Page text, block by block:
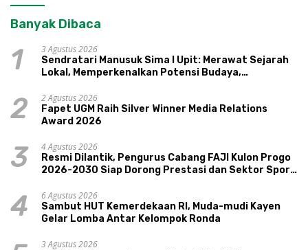
Banyak Dibaca
1
3 Agustus 2026
Sendratari Manusuk Sima I Upit: Merawat Sejarah
Lokal, Memperkenalkan Potensi Budaya,
2
2 Agustus 2026
Fapet UGM Raih Silver Winner Media Relations
Award 2026
3
4 Agustus 2026
Resmi Dilantik, Pengurus Cabang FAJI Kulon Progo
2026-2030 Siap Dorong Prestasi dan Sektor Sport
4
6 Agustus 2026
Sambut HUT Kemerdekaan RI, Muda-mudi Kayen
Gelar Lomba Antar Kelompok Ronda
3 Agustus 2026